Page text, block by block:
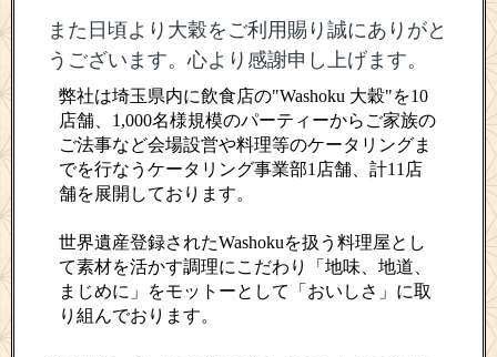
また日頃より大穀をご利用賜り誠にありがと
うございます。心より感謝申し上げます。
弊社は埼玉県内に飲食店の"Washoku 大穀"を10
店舗、1,000名様規模のパーティーからご家族の
ご法事など会場設営や料理等のケータリングま
でを行なうケータリング事業部1店舗、計11店
舗を展開しております。
世界遺産登録されたWashokuを扱う料理屋とし
て素材を活かす調理にこだわり「地味、地道、
まじめに」をモットーとして「おいしさ」に取
り組んでおります。